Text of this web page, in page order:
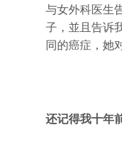
与女外科医生
子，並且告诉
同的癌症，她
还记得我十年